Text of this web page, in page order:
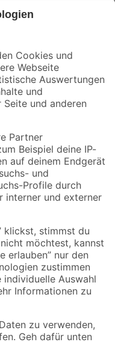
mehr verpassen!
Angebote sind unter